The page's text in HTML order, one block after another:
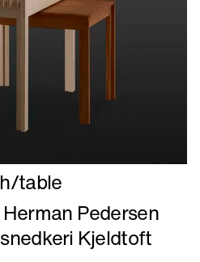
table
Pedersen
Kjeldtoft